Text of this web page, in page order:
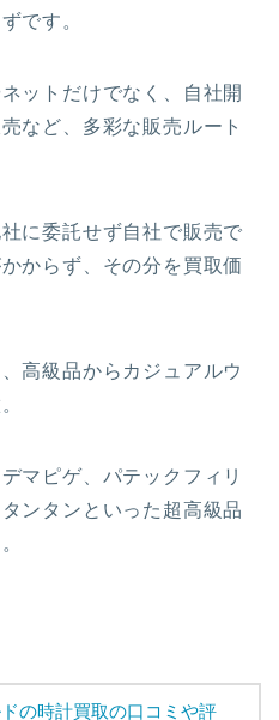
です。
ットだけでなく、自社開
など、多彩な販売ルート
に委託せず自社で販売で
からず、その分を買取価
高級品からカジュアルウ
マピゲ、パテックフィリ
ンタンといった超高級品
の時計買取の口コミや評